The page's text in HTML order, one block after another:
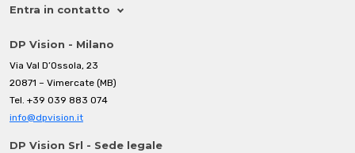
Entra in contatto
DP Vision - Milano
Via Val D’Ossola, 23
20871 – Vimercate (MB)
Tel. +39 039 883 074
info@dpvision.it
DP Vision Srl - Sede legale